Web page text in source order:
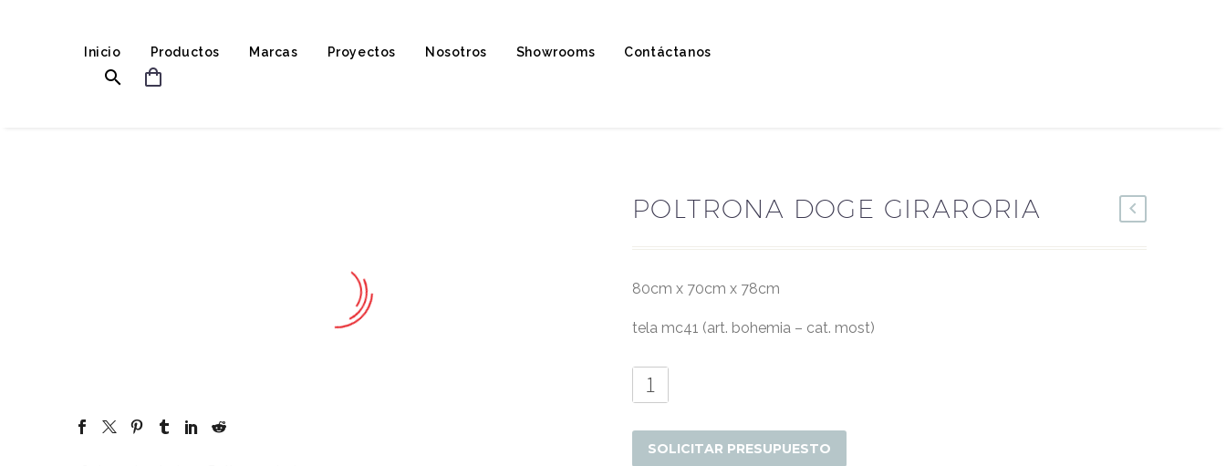
Inicio Productos Marcas Proyectos Nosotros Showrooms Contáctanos


POLTRONA DOGE GIRARORIA
80cm x 70cm x 78cm
tela mc41 (art. bohemia – cat. most)
Poltrona
Doge
cantidad
SOLICITAR PRESUPUESTO